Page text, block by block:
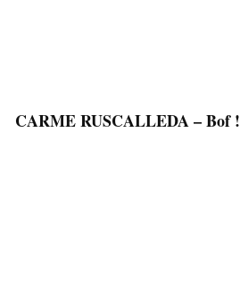
CARME RUSCALLEDA – Bof !